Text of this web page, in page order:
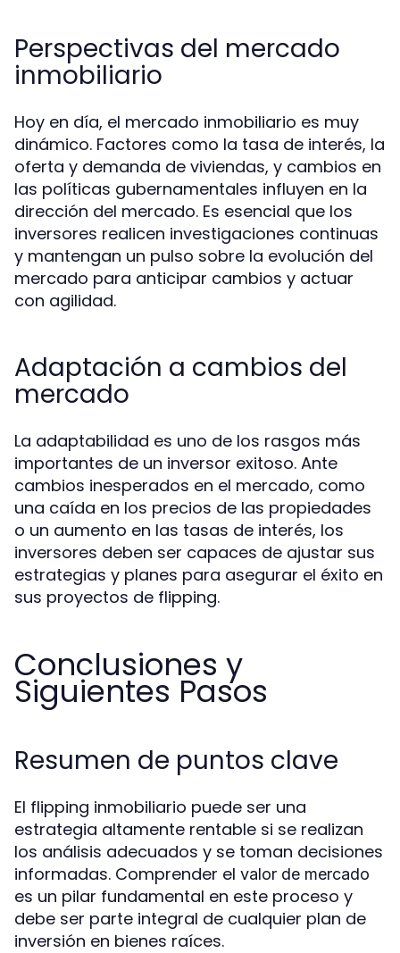
Perspectivas del mercado
inmobiliario
Hoy en día, el mercado inmobiliario es muy
dinámico. Factores como la tasa de interés, la
oferta y demanda de viviendas, y cambios en
las políticas gubernamentales influyen en la
dirección del mercado. Es esencial que los
inversores realicen investigaciones continuas
y mantengan un pulso sobre la evolución del
mercado para anticipar cambios y actuar
con agilidad.
Adaptación a cambios del
mercado
La adaptabilidad es uno de los rasgos más
importantes de un inversor exitoso. Ante
cambios inesperados en el mercado, como
una caída en los precios de las propiedades
o un aumento en las tasas de interés, los
inversores deben ser capaces de ajustar sus
estrategias y planes para asegurar el éxito en
sus proyectos de flipping.
Conclusiones y
Siguientes Pasos
Resumen de puntos clave
El flipping inmobiliario puede ser una
estrategia altamente rentable si se realizan
los análisis adecuados y se toman decisiones
informadas. Comprender el valor de mercado
es un pilar fundamental en este proceso y
debe ser parte integral de cualquier plan de
inversión en bienes raíces.